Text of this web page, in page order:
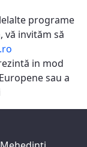
programe
vă invităm să
in mod
sau a